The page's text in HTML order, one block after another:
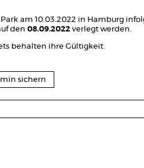
am 10.03.2022 in Hamburg
den 08.09.2022 verlegt werden.
behalten ihre Gültigkeit.
sichern